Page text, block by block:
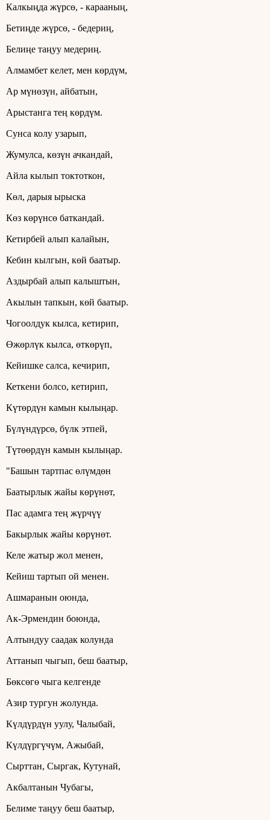
Калкыңда жүрсө, - карааның,
Бетиңде жүрсө, - бедериң,
Белиңе таңуу медериң.
Алмамбет келет, мен көрдүм,
Ар мүнөзүн, айбатын,
Арыстанга тең көрдүм.
Сунса колу узарып,
Жумулса, көзүн ачкандай,
Айла кылып токтоткон,
Көл, дарыя ырыска
Көз көрүнсө баткандай.
Кетирбей алып калайын,
Кебин кылгын, көй баатыр.
Аздырбай алып калыштын,
Акылын тапкын, көй баатыр.
Чогоолдук кылcа, кетирип,
Өжөрлүк кылса, өткөрүп,
Кейишке салса, кечирип,
Кеткени болсо, кетирип,
Күтөрдүн камын кылыңар.
Бүлүндүрсө, бүлк этпей,
Түтөөрдүн камын кылыңар.
"Башын тартпас өлүмдөн
Баатырлык жайы көрүнөт,
Пас адамга тең жүрчүү
Бакырлык жайы көрүнөт.
Келе жатыр жол менен,
Кейиш тартып ой менен.
Ашмаранын оюнда,
Ак-Эрмендин боюнда,
Алтындуу саадак колунда
Аттанып чыгып, беш баатыр,
Бөксөгө чыга келгенде
Азир тургун жолунда.
Күлдүрдүн уулу, Чалыбай,
Күлдүргүчүм, Ажыбай,
Сырттан, Сыргак, Кутунай,
Акбалтанын Чубагы,
Белиме таңуу беш баатыр,